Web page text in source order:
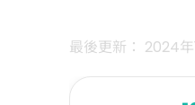
最後更新： 2024年